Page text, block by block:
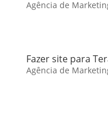
Agência de
Fazer site para
Agência de